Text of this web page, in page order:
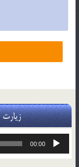
پخش‌کننده
00:00